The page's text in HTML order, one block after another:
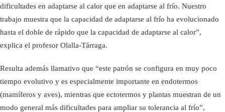
dificultades en adaptarse al calor que en adaptarse al frío. Nuestro
trabajo muestra que la capacidad de adaptarse al frío ha evolucionado
hasta el doble de rápido que la capacidad de adaptarse al calor”,
explica el profesor Olalla-Tárraga.
Resulta además llamativo que “este patrón se configura en muy poco
tiempo evolutivo y es especialmente importante en endotermos
(mamíferos y aves), mientras que ectotermos y plantas muestran de un
modo general más dificultades para ampliar su tolerancia al frío”,